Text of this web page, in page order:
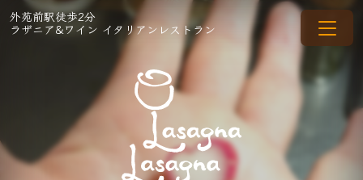
外苑前駅徒歩2分
ラザニア&ワイン イタリアンレストラン